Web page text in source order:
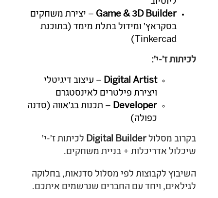
Game& 3D Builder
– יצירת משחקים
בסקראץ' ומידול בתלת מימד (בתוכנת
Tinkercad)
לכיתות ז'-י':
Digital Artist
– עיצוב דיגיטלי
ויצירת פילטרים לאינסטגרם
Developer – תכנות בג'אווה (סדנה
כפולה)
בקרוב מסלול
Digital Builder
לכיתות ז'-י'
שיכלול אדריכלות + בניית משחקים.
השיבוץ לקבוצות לפי מסלול סדנאות, בחלוקה
לגילאים, ויחד עם החברים שנרשמים איתכם.